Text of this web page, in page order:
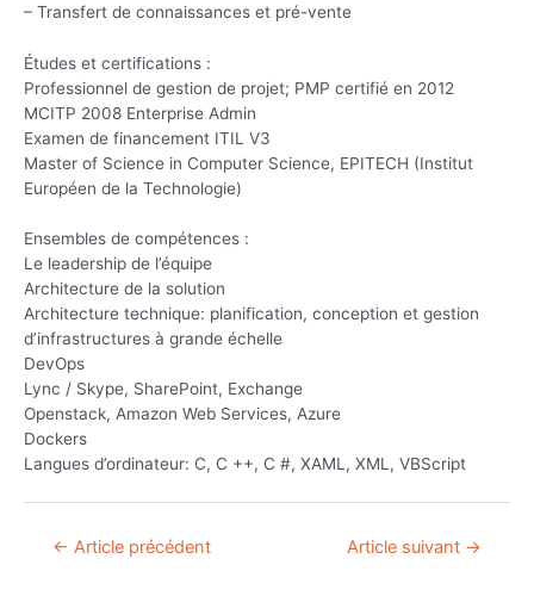
– Transfert de connaissances et pré-vente
Études et certifications :
Professionnel de gestion de projet; PMP certifié en 2012
MCITP 2008 Enterprise Admin
Examen de financement ITIL V3
Master of Science in Computer Science, EPITECH (Institut
Européen de la Technologie)
Ensembles de compétences :
Le leadership de l’équipe
Architecture de la solution
Architecture technique: planification, conception et gestion
d’infrastructures à grande échelle
DevOps
Lync / Skype, SharePoint, Exchange
Openstack, Amazon Web Services, Azure
Dockers
Langues d’ordinateur: C, C ++, C #, XAML, XML, VBScript
Navigation
← Article précédent Article suivant →